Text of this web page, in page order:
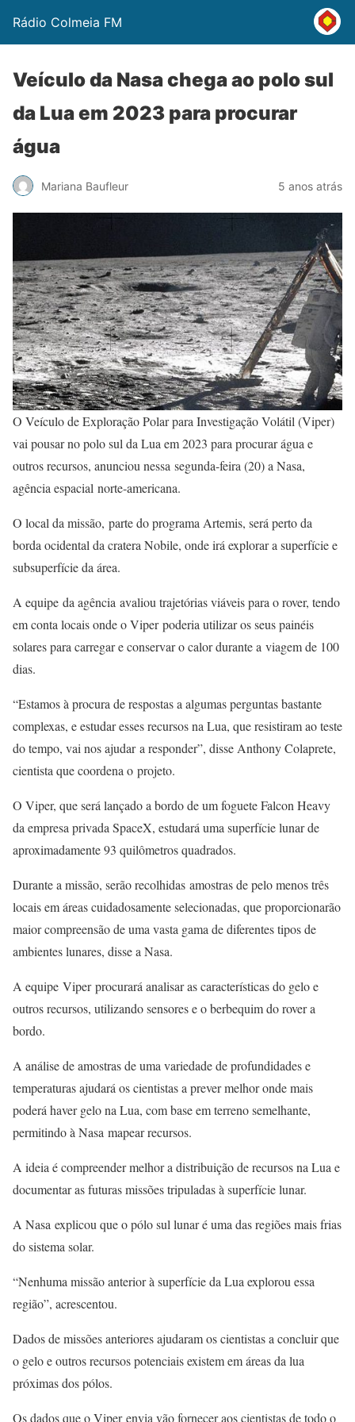
Rádio Colmeia FM
Veículo da Nasa chega ao polo sul
da Lua em 2023 para procurar
água
Mariana Baufleur 5 anos atrás
O Veículo de Exploração Polar para Investigação Volátil (Viper)
vai pousar no polo sul da Lua em 2023 para procurar água e
outros recursos, anunciou nessa segunda-feira (20) a Nasa,
agência espacial norte-americana.
O local da missão, parte do programa Artemis, será perto da
borda ocidental da cratera Nobile, onde irá explorar a superfície e
subsuperfície da área.
A equipe da agência avaliou trajetórias viáveis para o rover, tendo
em conta locais onde o Viper poderia utilizar os seus painéis
solares para carregar e conservar o calor durante a viagem de 100
dias.
“Estamos à procura de respostas a algumas perguntas bastante
complexas, e estudar esses recursos na Lua, que resistiram ao teste
do tempo, vai nos ajudar a responder”, disse Anthony Colaprete,
cientista que coordena o projeto.
O Viper, que será lançado a bordo de um foguete Falcon Heavy
da empresa privada SpaceX, estudará uma superfície lunar de
aproximadamente 93 quilômetros quadrados.
Durante a missão, serão recolhidas amostras de pelo menos três
locais em áreas cuidadosamente selecionadas, que proporcionarão
maior compreensão de uma vasta gama de diferentes tipos de
ambientes lunares, disse a Nasa.
A equipe Viper procurará analisar as características do gelo e
outros recursos, utilizando sensores e o berbequim do rover a
bordo.
A análise de amostras de uma variedade de profundidades e
temperaturas ajudará os cientistas a prever melhor onde mais
poderá haver gelo na Lua, com base em terreno semelhante,
permitindo à Nasa mapear recursos.
A ideia é compreender melhor a distribuição de recursos na Lua e
documentar as futuras missões tripuladas à superfície lunar.
A Nasa explicou que o pólo sul lunar é uma das regiões mais frias
do sistema solar.
“Nenhuma missão anterior à superfície da Lua explorou essa
região”, acrescentou.
Dados de missões anteriores ajudaram os cientistas a concluir que
o gelo e outros recursos potenciais existem em áreas da lua
próximas dos pólos.
Os dados que o Viper envia vão fornecer aos cientistas de todo o